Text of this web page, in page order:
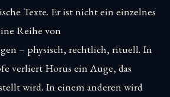
Texte. Er ist nicht ein einzelnes
Reihe von
– physisch, rechtlich, rituell. In
verliert Horus ein Auge, das
wird. In einem anderen wird